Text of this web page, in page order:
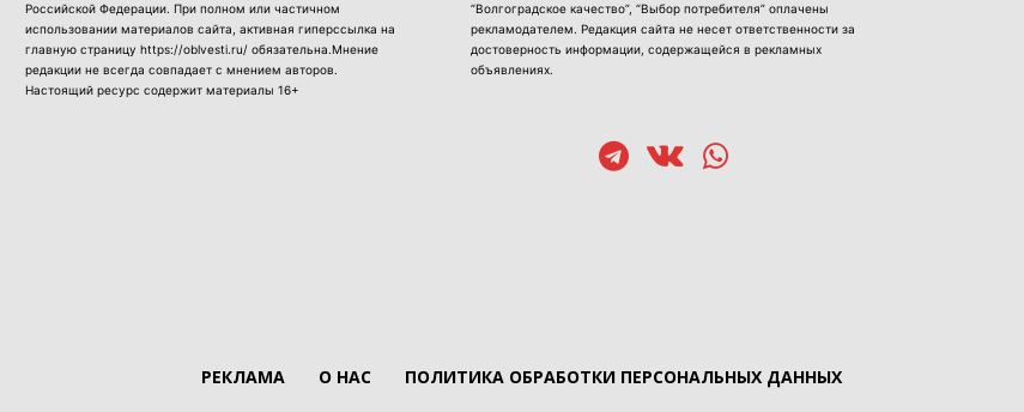
Российской Федерации. При полном или частичном
использовании материалов сайта, активная гиперссылка на
главную страницу https://oblvesti.ru/ обязательна.Мнение
редакции не всегда совпадает с мнением авторов.
Настоящий ресурс содержит материалы 16+
“Волгоградское качество”, “Выбор потребителя” оплачены
рекламодателем. Редакция сайта не несет ответственности за
достоверность информации, содержащейся в рекламных
объявлениях.
РЕКЛАМА О НАС ПОЛИТИКА ОБРАБОТКИ ПЕРСОНАЛЬНЫХ ДАННЫХ